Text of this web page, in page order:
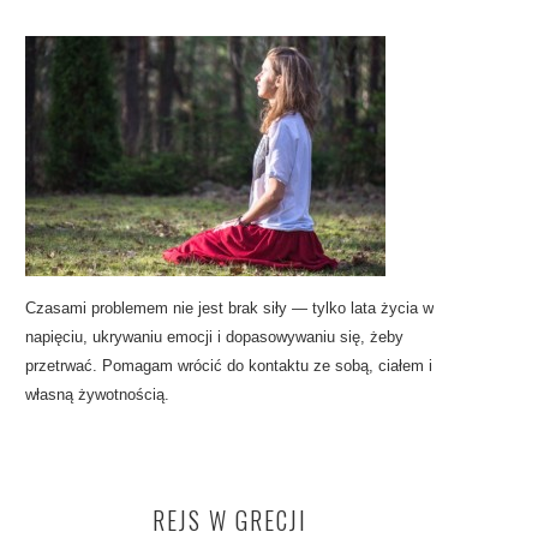
Czasami problemem nie jest brak siły — tylko lata życia w
napięciu, ukrywaniu emocji i dopasowywaniu się, żeby
przetrwać. Pomagam wrócić do kontaktu ze sobą, ciałem i
własną żywotnością.
REJS W GRECJI